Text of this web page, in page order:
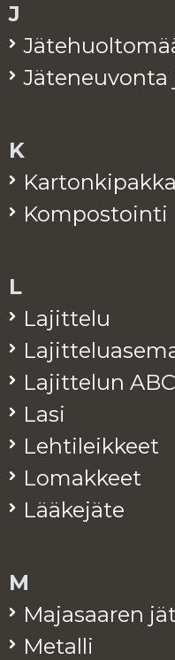
J
Jä­te­neu­von­ta
K
Kom­pos­toin­ti
L
La­jit­te­lu
La­jit­te­lun ABC
Lasi
Leh­ti­leik­keet
Lo­mak­keet
Lää­ke­jä­te
M
Ma­ja­saa­ren
Me­tal­li